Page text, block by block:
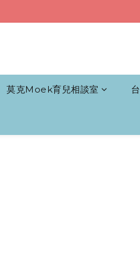
莫克Moek育兒相談室